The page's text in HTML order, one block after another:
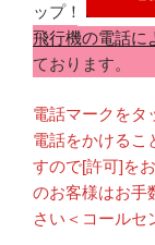
ップ！
飛行機の電話に
ております。
電話マークをタ
電話をかけるこ
すので[許可]を
のお客様はお手
さい＜コールセ